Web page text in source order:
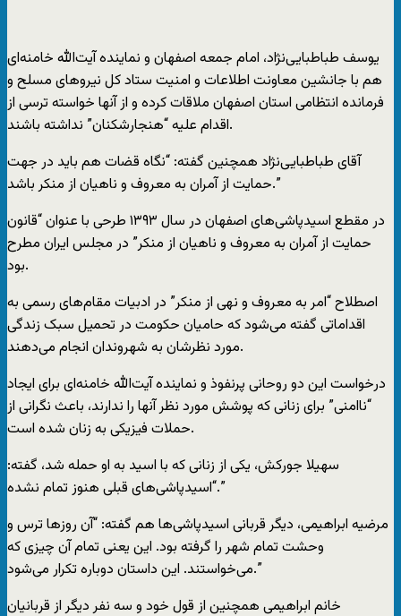
یوسف طباطبایی‌نژاد، امام جمعه اصفهان و نماینده‌ آیت‌الله خامنه‌ای
هم با جانشین معاونت اطلاعات و امنیت ستاد کل نیروهای مسلح و
فرمانده انتظامی استان اصفهان ملاقات کرده و از آنها خواسته ترسی از
اقدام علیه “هنجارشکنان” نداشته باشند.
آقای طباطبایی‌نژاد همچنین گفته: “نگاه قضات هم باید در جهت
حمایت از آمران به معروف و ناهیان از منکر باشد.”
در مقطع اسیدپاشی‌های اصفهان در سال ۱۳۹۳ طرحی با عنوان “قانون
حمایت از آمران به معروف و ناهیان از منکر” در مجلس ایران مطرح
بود.
اصطلاح “امر به معروف و نهی از منکر” در ادبیات مقام‌های رسمی به
اقداماتی گفته می‌شود که حامیان حکومت در تحمیل سبک زندگی
مورد نظرشان به شهروندان انجام می‌دهند.
درخواست این دو روحانی پرنفوذ و نماینده آیت‌الله خامنه‌ای برای ایجاد
“ناامنی” برای زنانی که پوشش مورد نظر آنها را ندارند، باعث نگرانی از
حملات فیزیکی به زنان شده است.
سهیلا جورکش، یکی از زنانی که با اسید به او حمله شد، گفته:
“اسیدپاشی‌های قبلی هنوز تمام نشده.”
مرضیه ابراهیمی، دیگر قربانی اسیدپاشی‌ها هم گفته: “آن روزها ترس و
وحشت تمام شهر را گرفته بود. این یعنی تمام آن چیزی که
می‌خواستند. این داستان دوباره تکرار می‌شود.”
خانم ابراهیمی همچنین از قول خود و سه نفر دیگر از قربانیان